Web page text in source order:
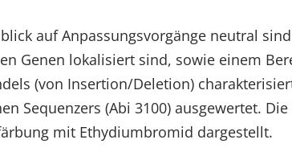
auf Anpassungsvorgänge neutral
Genen lokalisiert sind, sowie einem
(von Insertion/Deletion)
Sequenzers (Abi 3100) ausgewertet.
mit Ethydiumbromid dargestellt.